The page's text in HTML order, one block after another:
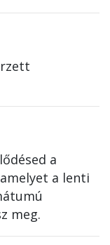
a
a lenti
meg.